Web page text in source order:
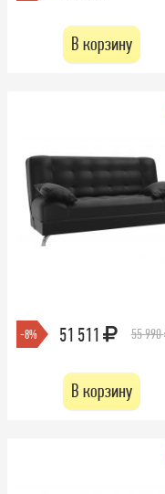
В корзину
-8% 51 511 55 990
В корзину